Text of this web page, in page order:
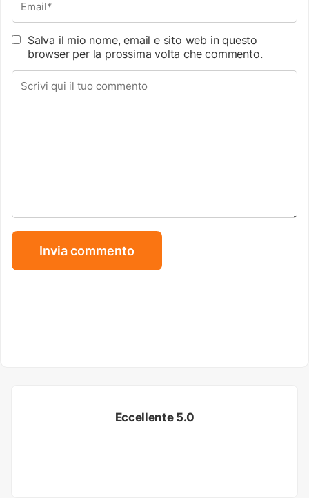
Salva il mio nome, email e sito web in questo
browser per la prossima volta che commento.
Eccellente 5.0